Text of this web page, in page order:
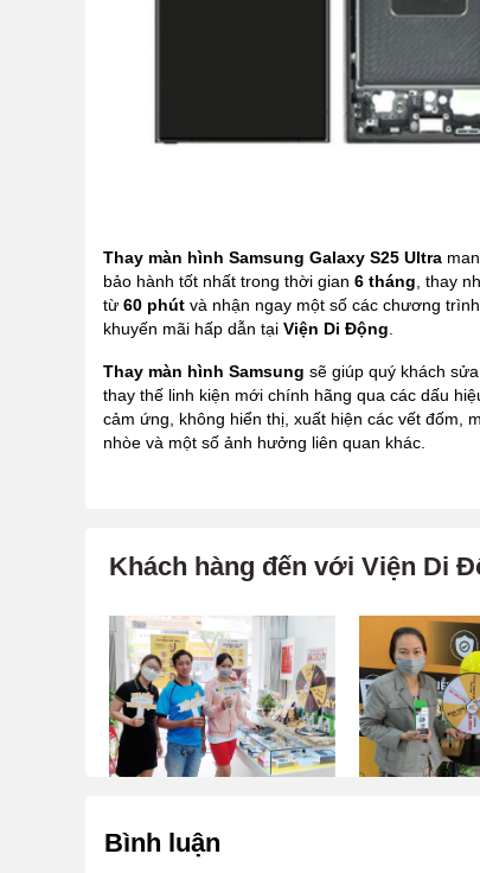
Thay màn hình Samsung Galaxy S25 Ultra
bảo hành tốt nhất trong thời gian 6 tháng , thay
từ 60 phút và nhận ngay một số các chương
khuyến mãi hấp dẫn tại Viện Di Động
Thay màn hình Samsung sẽ giúp quý khách
thay thế linh kiện mới chính hãng qua các dấu
cảm ứng, không hiển thị, xuất hiện các vết đốm,
nhòe và một số ảnh hưởng liên quan khác.
Khách hàng đến với Viện Di
Bình luận